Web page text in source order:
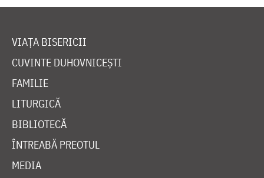
VIAȚA BISERICII
CUVINTE DUHOVNICEȘTI
FAMILIE
LITURGICĂ
BIBLIOTECĂ
ÎNTREABĂ PREOTUL
MEDIA